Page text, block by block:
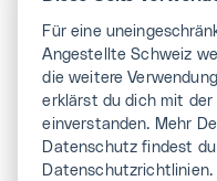
Gemeinsam
Für eine
Angestellte Schweiz
die weitere
erklärst du dich mit der
einverstanden. Mehr
Datenschutz findest
Datenschutzrichtlinien.